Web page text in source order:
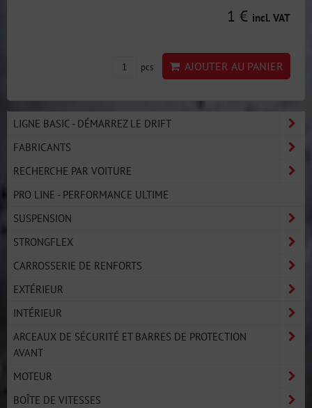
1 € incl. VAT
pcs AJOUTER AU PANIER
LIGNE BASIC - DÉMARREZ LE DRIFT
FABRICANTS
RECHERCHE PAR VOITURE
PRO LINE - PERFORMANCE ULTIME
SUSPENSION
STRONGFLEX
CARROSSERIE DE RENFORTS
EXTÉRIEUR
INTÉRIEUR
ARCEAUX DE SÉCURITÉ ET BARRES DE PROTECTION
AVANT
MOTEUR
BOÎTE DE VITESSES